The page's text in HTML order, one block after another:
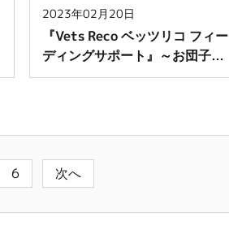
2023年02月20日
『Vets Reco ベッツリコ フィー
ディングサポート』～お団子で
の作り方と与え方～
6 次へ